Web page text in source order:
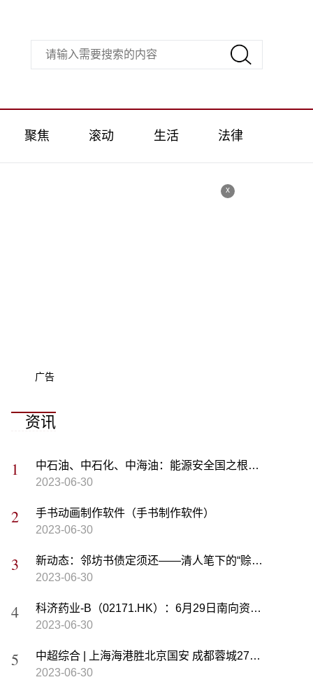
聚焦 滚动 生活 法律
x
广告
资讯
中石油、中石化、中海油：能源安全国之根本，三桶油的投资潜力依然巨大！-今日报
2023-06-30
手书动画制作软件（手书制作软件）
2023-06-30
新动态：邻坊书债定须还——清人笔下的“赊书”
2023-06-30
科济药业-B（02171.HK）：6月29日南向资金减持7.1万股 环球视点
2023-06-30
中超综合 | 上海海港胜北京国安 成都蓉城27轮不败刷新纪录
2023-06-30